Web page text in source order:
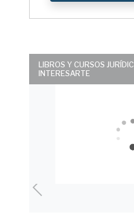
LIBROS Y CURSOS
INTERESARTE